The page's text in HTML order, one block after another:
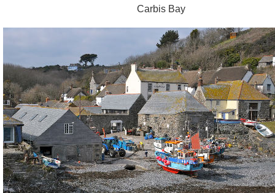
Carbis Bay